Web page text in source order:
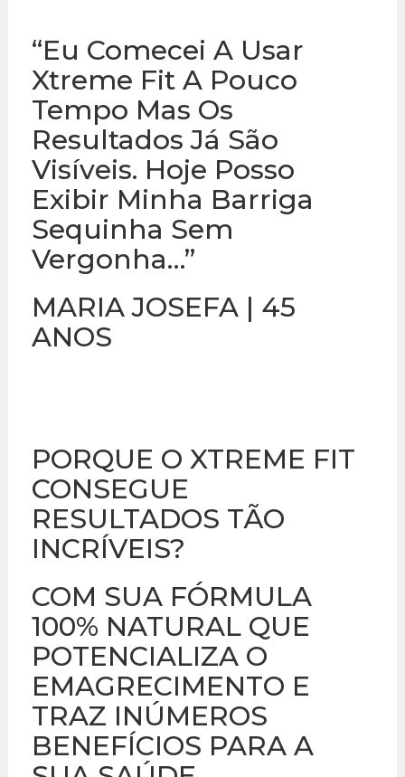
“Eu Comecei A Usar
Xtreme Fit A Pouco
Tempo Mas Os
Resultados Já São
Visíveis. Hoje Posso
Exibir Minha Barriga
Sequinha Sem
Vergonha…”
MARIA JOSEFA | 45
ANOS
PORQUE O XTREME FIT
CONSEGUE
RESULTADOS TÃO
INCRÍVEIS?
COM SUA FÓRMULA
100% NATURAL QUE
POTENCIALIZA O
EMAGRECIMENTO E
TRAZ INÚMEROS
BENEFÍCIOS PARA A